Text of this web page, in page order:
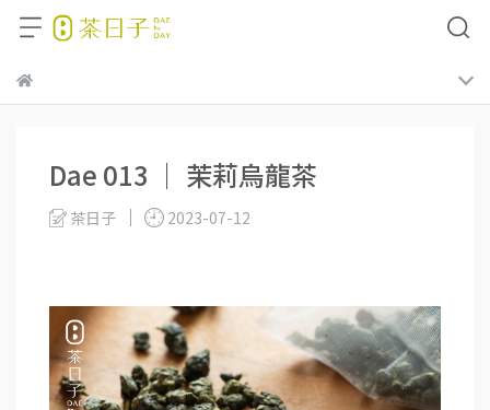
Dae 013 ｜ 茉莉烏龍茶
茶日子 2023-07-12